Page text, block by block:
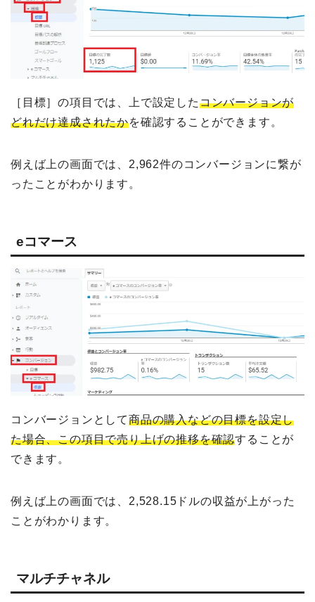
［目標］の項目では、上で設定したコンバージョンが
どれだけ達成されたかを確認することができます。
例えば上の画面では、2,962件のコンバージョンに繋が
ったことがわかります。
eコマース
コンバージョンとして商品の購入などの目標を設定し
た場合、この項目で売り上げの推移を確認することが
できます。
例えば上の画面では、2,528.15ドルの収益が上がった
ことがわかります。
マルチチャネル